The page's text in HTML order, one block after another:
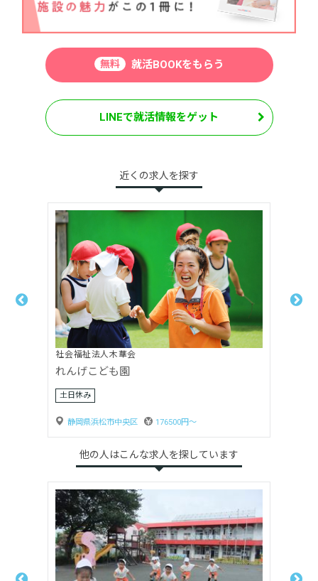
無料 就活BOOKをもらう
LINEで就活情報をゲット
近くの求人を探す
社会福祉法人木華会
れんげこども園
土日休み
静岡県浜松市中央区 176500円〜
他の人はこんな求人を探しています